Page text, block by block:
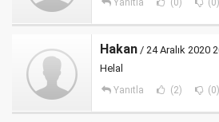
Hakan / 24 Aralık 2020
Helal
Yanıtla (2) (0)